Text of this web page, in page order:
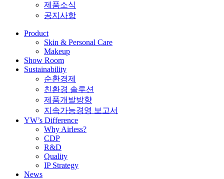
제품소식
공지사항
Product
Skin & Personal Care
Makeup
Show Room
Sustainability
순환경제
친환경 솔루션
제품개발방향
지속가능경영 보고서
YW’s Difference
Why Airless?
CDP
R&D
Quality
IP Strategy
News